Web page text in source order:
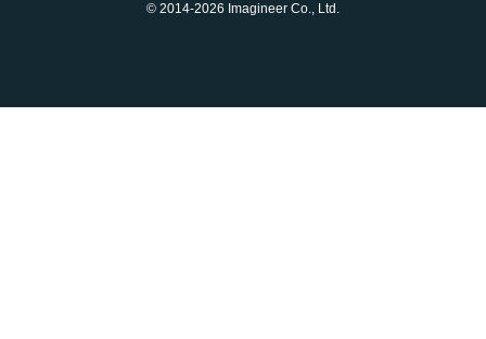
© 2014-2026 Imagineer Co., Ltd.